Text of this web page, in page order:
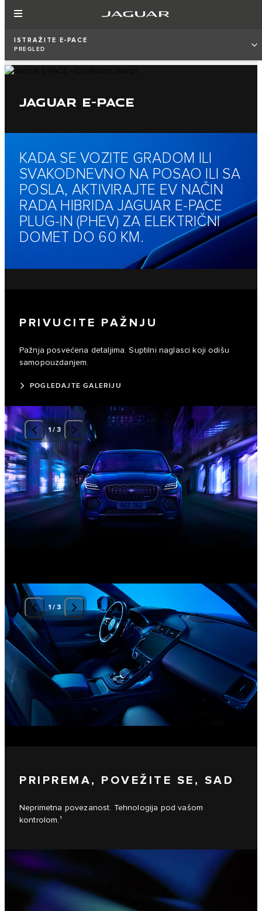
ISTRAŽITE E-PACE
PREGLED
JAGUAR E-PACE
KADA SE VOZITE GRADOM ILI
SVAKODNEVNO NA POSAO ILI SA
POSLA, AKTIVIRAJTE EV NAČIN
RADA HIBRIDA JAGUAR E-PACE
PLUG-IN (PHEV) ZA ELEKTRIČNI
DOMET DO 60 KM.
PRIVUCITE PAŽNJU
Pažnja posvećena detaljima. Suptilni naglasci koji odišu
samopouzdanjem.
POGLEDAJTE GALERIJU
1/3
1/ 3
PRIPREMA, POVEŽITE SE, SAD
Neprimetna povezanost. Tehnologija pod vašom
kontrolom.¹